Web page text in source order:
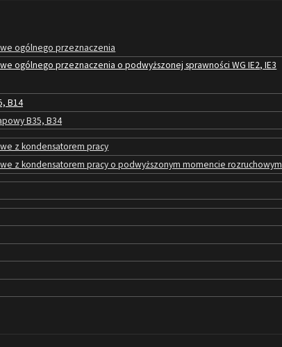
ogólnego przeznaczenia
ogólnego przeznaczenia o podwyższonej sprawności WG IE2, IE3
B14
B35, B34
z kondensatorem pracy
z kondensatorem pracy o podwyższonym momencie rozruchowym